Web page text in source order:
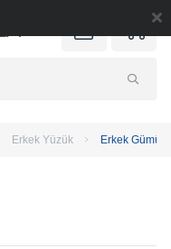
Erkek Yüzük Erkek Gümüş